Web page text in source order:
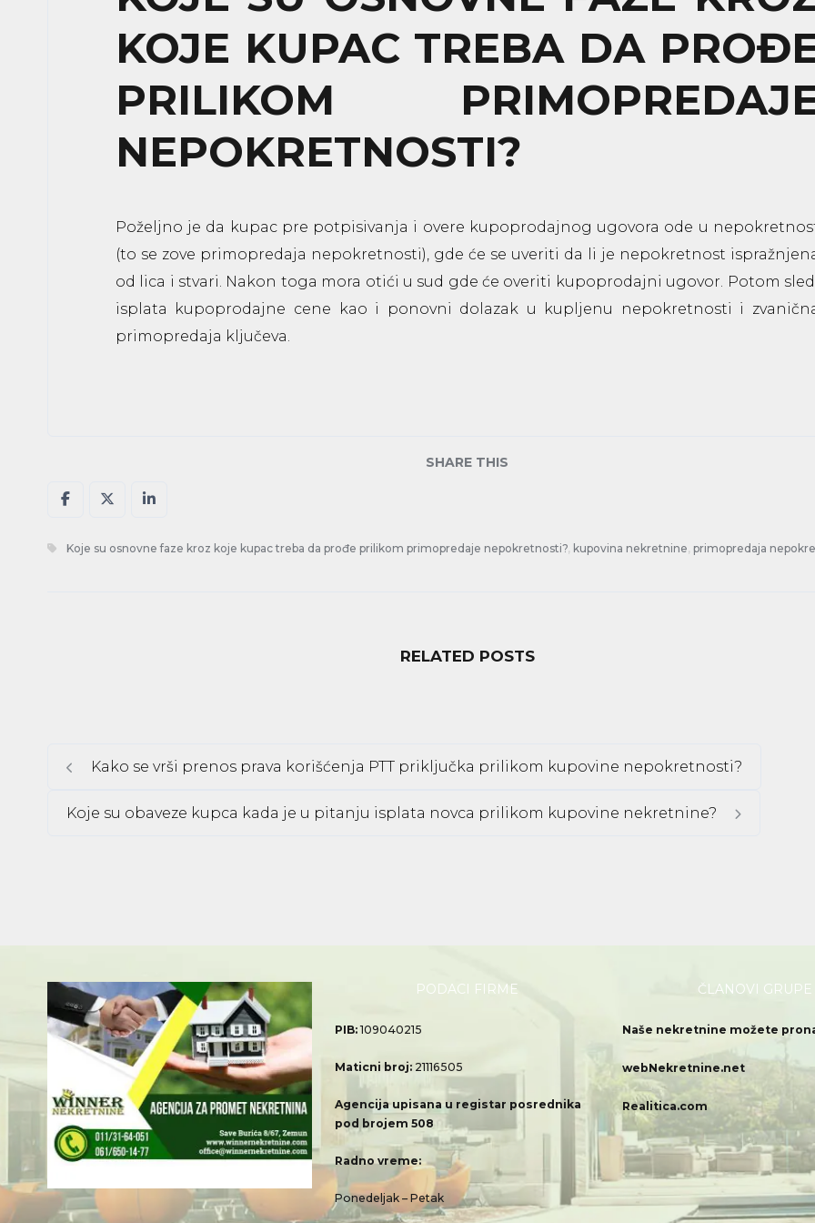
KOJE KUPAC TREBA DA
PRILIKOM
NEPOKRETNOSTI?
Poželjno je da kupac pre potpisivanja i overe kupoprodajnog ugovora ode u
(to se zove primopredaja nepokretnosti), gde će se uveriti da li je nepokretnost
od lica i stvari. Nakon toga mora otići u sud gde će overiti kupoprodajni ugovor. Potom
isplata kupoprodajne cene kao i ponovni dolazak u kupljenu nepokretnosti i
primopredaja ključeva.
SHARE THIS
Koje su osnovne faze kroz koje kupac treba da prođe prilikom primopredaje nepokretnosti? kupovina nekretnine primopredaja
RELATED POSTS
Kako se vrši prenos prava korišćenja PTT priključka prilikom kupovine nepokretnosti?
Koje su obaveze kupca kada je u pitanju isplata novca prilikom kupovine nekretnine?
PODACI FIRME
PIB:109040215
Maticni broj: 21116505
Agencija upisana u registar posrednika
pod brojem 508
Radno vreme:
Ponedeljak – Petak
ČLANOVI GRUPE
Naše nekretnine možete
webNekretnine.net
Realitica.com